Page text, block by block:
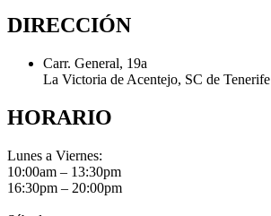
DIRECCIÓN
Carr. General, 19a
La Victoria de Acentejo, SC de Tenerife
HORARIO
Lunes a Viernes:
10:00am – 13:30pm
16:30pm – 20:00pm